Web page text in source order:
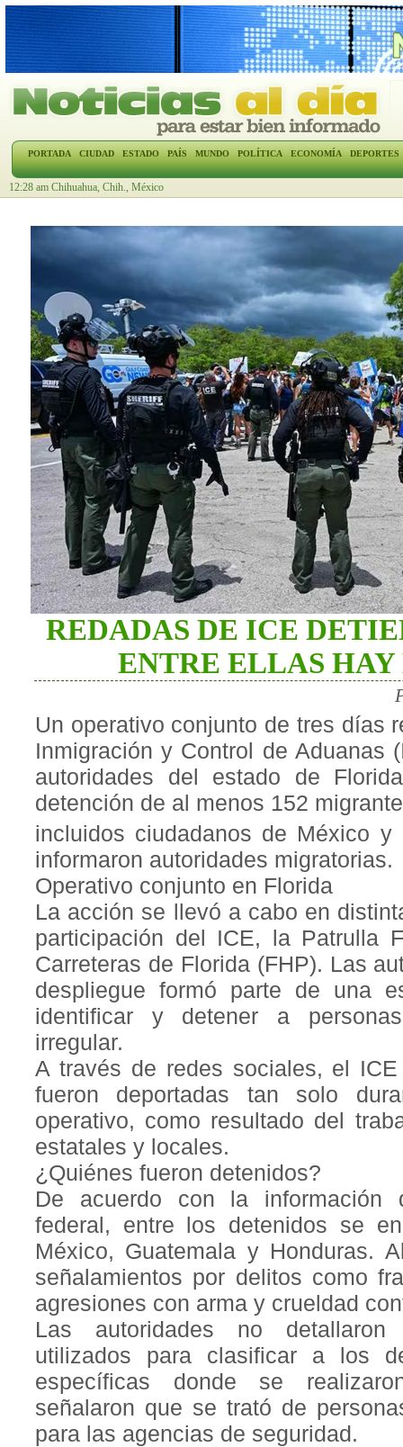
PORTADA CIUDAD ESTADO PAÍS MUNDO POLÍTICA ECONOMÍA DEPORTES
12:28 am Chihuahua, Chih., México
REDADAS DE ICE
ENTRE ELLAS
Un operativo conjunto de tres días
Inmigración y Control de Aduanas
autoridades del estado de
detención de al menos 152
incluidos ciudadanos de México y
informaron autoridades migratorias.
Operativo conjunto en Florida
La acción se llevó a cabo en
participación del ICE, la Patrulla
Carreteras de Florida (FHP). Las
despliegue formó parte de una
identificar y detener a
irregular.
A través de redes sociales, el
fueron deportadas tan solo
operativo, como resultado del
estatales y locales.
¿Quiénes fueron detenidos?
De acuerdo con la información
federal, entre los detenidos se
México, Guatemala y Honduras.
señalamientos por delitos como
agresiones con arma y crueldad
Las autoridades no
utilizados para clasificar a los
específicas donde se
señalaron que se trató de
para las agencias de seguridad.